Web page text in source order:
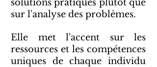
solutions pratiques plutôt que
sur l'analyse des problèmes.
Elle met l'accent sur les
ressources et les compétences
uniques de chaque individu